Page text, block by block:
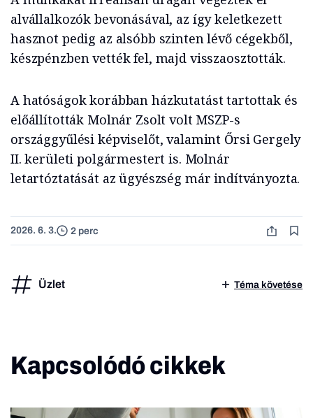
alvállalkozók bevonásával, az így keletkezett
hasznot pedig az alsóbb szinten lévő cégekből,
készpénzben vették fel, majd visszaosztották.
A hatóságok korábban házkutatást tartottak és
előállították Molnár Zsolt volt MSZP-s
országgyűlési képviselőt, valamint Őrsi Gergely
II. kerületi polgármestert is. Molnár
letartóztatását az ügyészség már indítványozta.
2026. 6. 3. 2 perc
Üzlet Téma követése
Kapcsolódó cikkek